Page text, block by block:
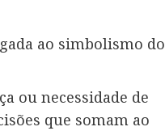
ao simbolismo do
ou necessidade de
que somam ao